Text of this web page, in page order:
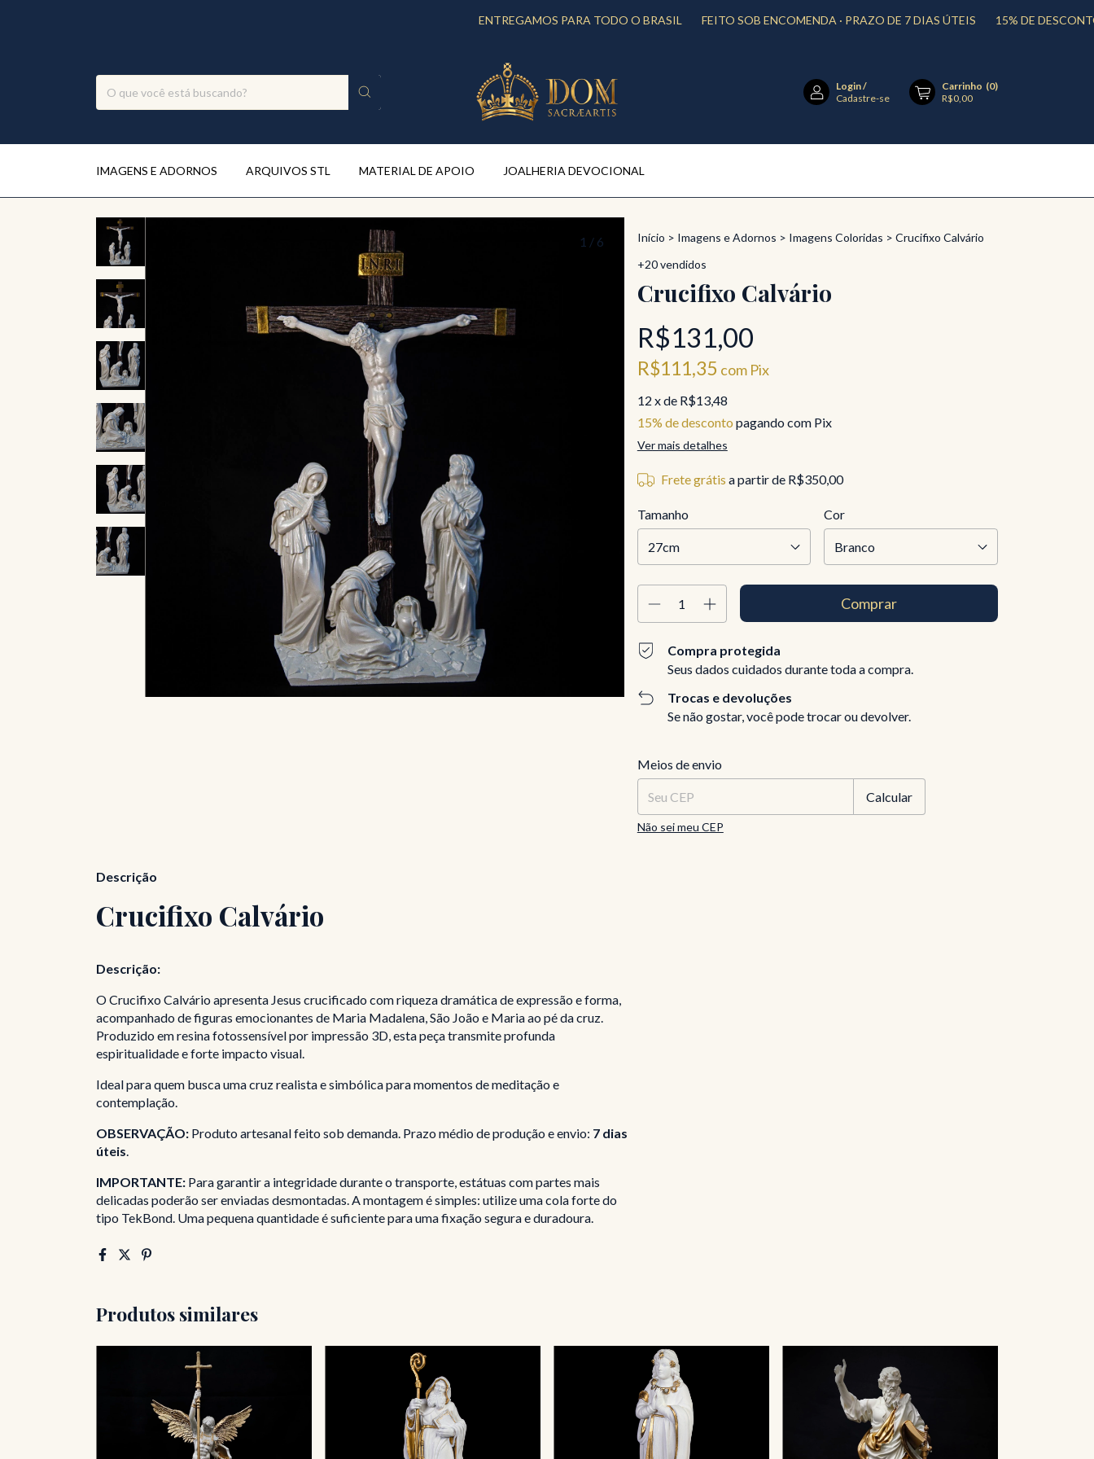
ENTREGAMOS PARA TODO O BRASIL FEITO SOB ENCOMENDA · PRAZO DE 7 DIAS ÚTEIS 15% DE DESCONTO
Login/
Cadastre-se
Carrinho (0)
R$0,00
IMAGENS E ADORNOS ARQUIVOS STL MATERIAL DE APOIO JOALHERIA DEVOCIONAL
1 / 6 Início > Imagens e Adornos > Imagens Coloridas > Crucifixo Calvário
+20 vendidos
Crucifixo Calvário
R$131,00
R$111,35 com Pix
12 x de R$13,48
15% de desconto pagando com Pix
Ver mais detalhes
Frete grátis a partir de R$350,00
Tamanho Cor
Compra protegida
Seus dados cuidados durante toda a compra.
Trocas e devoluções
Se não gostar, você pode trocar ou devolver.
Entregas para o CEP:
Meios de envio
Calcular
Não sei meu CEP
Descrição
Crucifixo Calvário
Descrição:
O Crucifixo Calvário apresenta Jesus crucificado com riqueza dramática de expressão e forma,
acompanhado de figuras emocionantes de Maria Madalena, São João e Maria ao pé da cruz.
Produzido em resina fotossensível por impressão 3D, esta peça transmite profunda
espiritualidade e forte impacto visual.
Ideal para quem busca uma cruz realista e simbólica para momentos de meditação e
contemplação.
OBSERVAÇÃO: Produto artesanal feito sob demanda. Prazo médio de produção e envio: 7 dias
úteis.
IMPORTANTE: Para garantir a integridade durante o transporte, estátuas com partes mais
delicadas poderão ser enviadas desmontadas. A montagem é simples: utilize uma cola forte do
tipo TekBond. Uma pequena quantidade é suficiente para uma fixação segura e duradoura.
Produtos similares